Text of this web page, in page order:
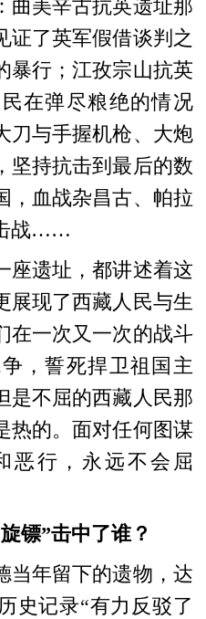
美辛古抗英遗址那
证了英军假借谈判之
暴行；江孜宗山抗英
在弹尽粮绝的情况
刀与手握机枪、大炮
坚持抗击到最后的数
，血战杂昌古、帕拉
战……
遗址，都讲述着这
展现了西藏人民与生
在一次又一次的战斗
，誓死捍卫祖国主
是不屈的西藏人民那
热的。面对任何图谋
恶行，永远不会屈
镖”击中了谁？
年留下的遗物，达
史记录“有力反驳了